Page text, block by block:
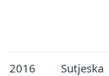
2016 Sutjeska